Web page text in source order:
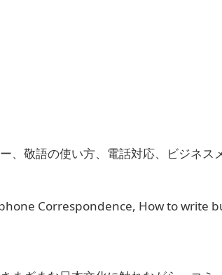
、敬語の使い方、電話対応、ビジネス
Correspondence, How to write